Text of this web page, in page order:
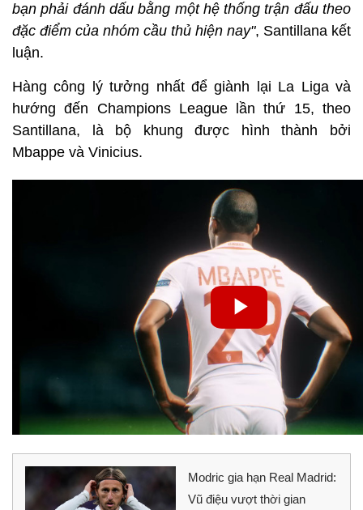
bạn phải đánh dấu bằng một hệ thống trận đấu theo
đặc điểm của nhóm cầu thủ hiện nay", Santillana kết
luận.
Hàng công lý tưởng nhất để giành lại La Liga và
hướng đến Champions League lần thứ 15, theo
Santillana, là bộ khung được hình thành bởi
Mbappe và Vinicius.
Modric gia hạn Real Madrid:
Vũ điệu vượt thời gian